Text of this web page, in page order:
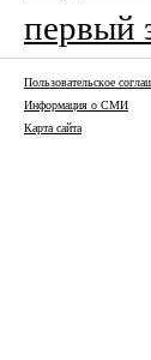
первый
Пользовательское
Информация о СМИ
Карта сайта